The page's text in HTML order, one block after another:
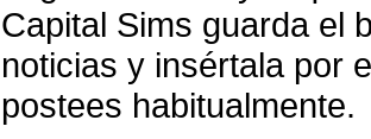
Capital Sims guarda el
noticias y insértala por
postees habitualmente.